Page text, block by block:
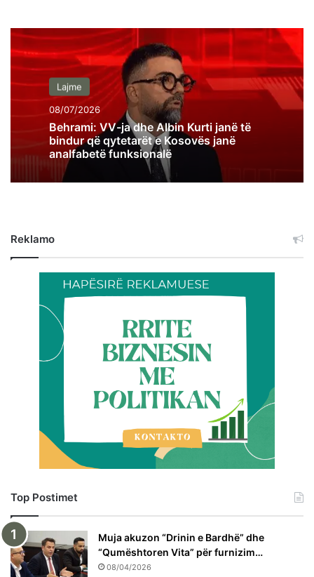
Lajme
08/07/2026
Behrami: VV-ja dhe Albin Kurti janë të
bindur që qytetarët e Kosovës janë
analfabetë funksionalë
Reklamo
Top Postimet
Muja akuzon “Drinin e Bardhë” dhe
“Qumështoren Vita” për furnizim…
08/04/2026